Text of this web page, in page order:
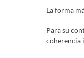
La forma
Para su
coherencia